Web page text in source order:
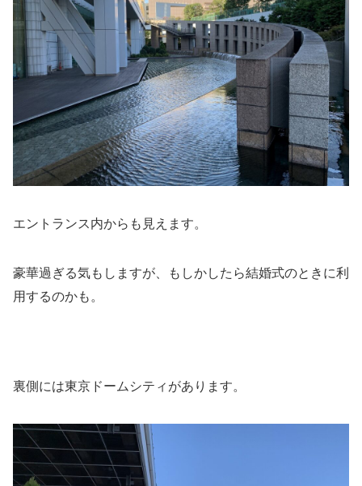
エントランス内からも見えます。
豪華過ぎる気もしますが、もしかしたら結婚式のときに利
用するのかも。
裏側には東京ドームシティがあります。